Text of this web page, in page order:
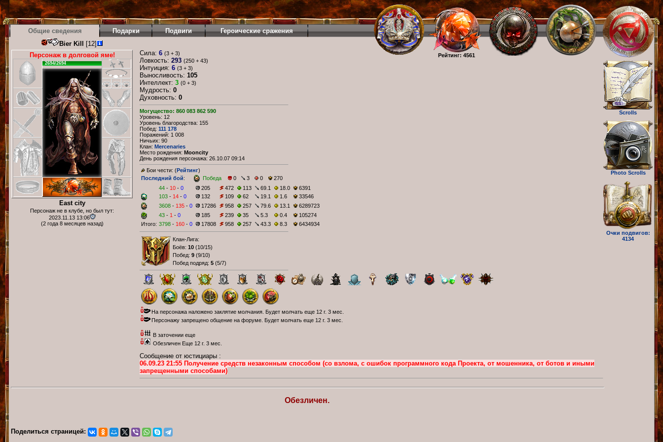
Рейтинг: 4561
Scrolls
Photo Scrolls
Очки подвигов:
4134
Общие сведения Подарки Подвиги
Героические сражения
Bier Kill
[12]
Персонаж в долговой яме!
2694/2694
East city
Персонаж не в клубе, но был тут:
2023.11.13 13:06
(2 года 8 месяцев назад)
Сила: 6 (3 + 3)
Ловкость: 293 (250 + 43)
Интуиция: 6 (3 + 3)
Выносливость: 105
Интеллект: 3 (0 + 3)
Мудрость: 0
Духовность: 0
Могущество: 860 083 862 590
Уровень: 12
Уровень благородства: 155
Побед: 111 178
Поражений: 1 008
Ничьих: 90
Клан: Mercenaries
Место рождения: Mooncity
День рождения персонажа: 26.10.07 09:14
Бои чести: (Рейтинг)
Последний бой: Победа 0 3 0
270
44 - 10 - 0 205 472 113 69.1 18.0
6391
103 - 14 - 0 132 109 62 19.1 1.6
33546
3608 - 135 - 0 17286 958 257 79.6 13.1
6289723
43 - 1 - 0 185 239 35 5.3 0.4
105274
Итого: 3798 - 160 - 0 17808 958 257 43.3 8.3 6434934
Клан-Лига:
Боёв: 10 (10/15)
Побед: 9 (9/10)
Побед подряд: 5 (5/7)
На персонажа наложено заклятие молчания. Будет молчать еще 12 г. 3 мес.
Персонажу запрещено общение на форуме. Будет молчать еще 12 г. 3 мес.
В заточении еще
Обезличен Еще 12 г. 3 мес.
Сообщение от юстициары :
06.09.23 21:55 Получение средств незаконным способом (со взлома, с ошибок программного кода Проекта, от мошенника, от ботов и иными
запрещенными способами)
Обезличен.
Поделиться страницей: